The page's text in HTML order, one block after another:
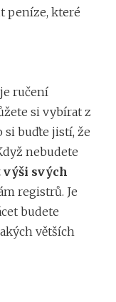
peníze, které
ručení
si vybírat z
buďte jistí, že
nebudete
výši svých
registrů. Je
budete
větších